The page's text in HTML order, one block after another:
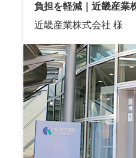
負担を軽減｜近畿産業
近畿産業株式会社 様